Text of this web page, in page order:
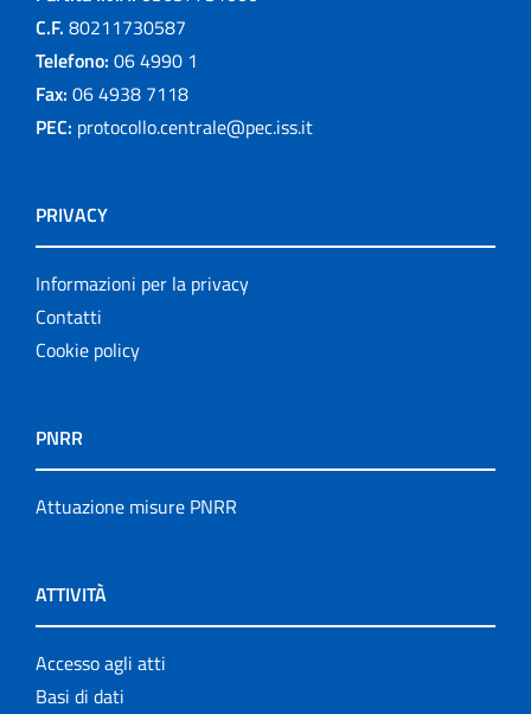
C.F. 80211730587
Telefono: 06 4990 1
Fax: 06 4938 7118
PEC: protocollo.centrale@pec.iss.it
PRIVACY
Informazioni per la privacy
Contatti
Cookie policy
PNRR
Attuazione misure PNRR
ATTIVITÀ
Accesso agli atti
Basi di dati